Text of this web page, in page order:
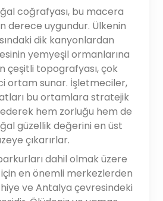
coğrafyası, bu macera
derece uygundur. Ülkenin
dik kanyonlardan
yemyeşil ormanlarına
çeşitli topografyası, çok
ortam sunar. İşletmeciler,
bu ortamlara stratejik
hem zorluğu hem de
güzellik değerini en üst
çıkarırlar.
dahil olmak üzere
en önemli merkezlerden
ve Antalya çevresindeki